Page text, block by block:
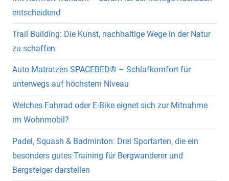
entscheidend
Trail Building: Die Kunst, nachhaltige Wege in der Natur
zu schaffen
Auto Matratzen SPACEBED® – Schlafkomfort für
unterwegs auf höchstem Niveau
Welches Fahrrad oder E-Bike eignet sich zur Mitnahme
im Wohnmobil?
Padel, Squash & Badminton: Drei Sportarten, die ein
besonders gutes Training für Bergwanderer und
Bergsteiger darstellen